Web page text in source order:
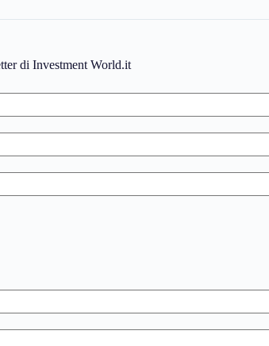
di Investment World.it